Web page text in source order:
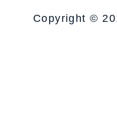
Copyright ©